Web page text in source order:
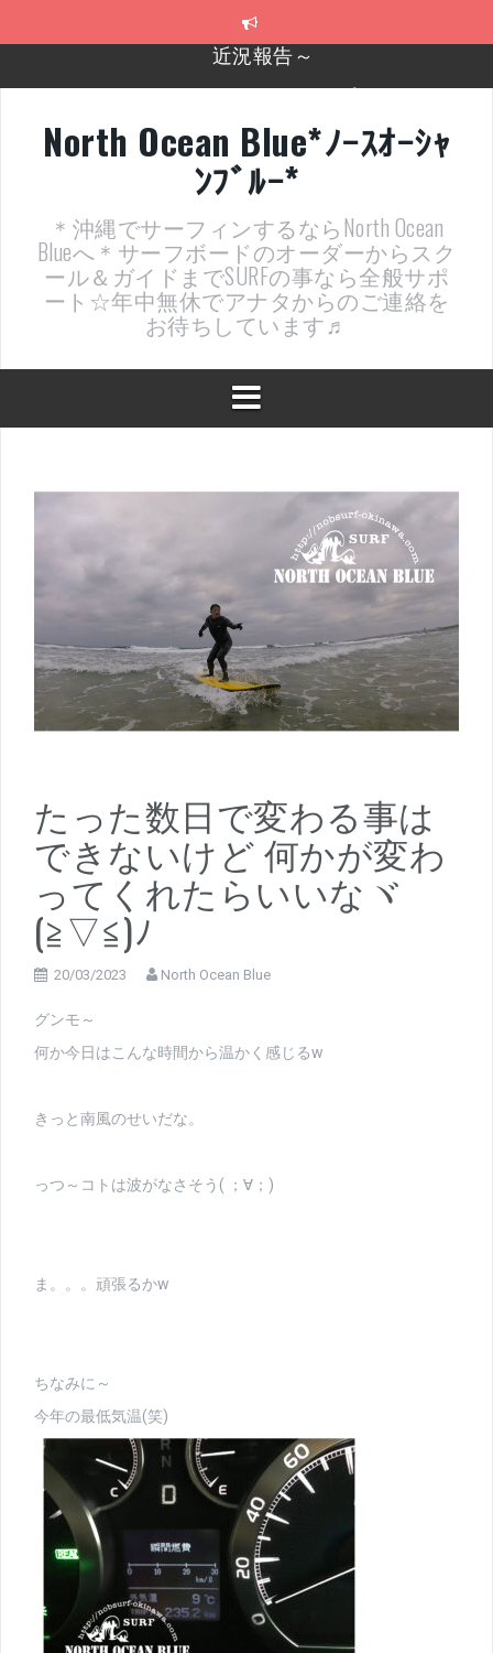
2026年明けました〜
近況報告ww
ヤッチマッターーーー！！！
支部長就任報告と支部予選・検定開催決定！
近況報告～
North Ocean Blue*ﾉｰｽｵｰｼｬ
ﾝﾌﾞﾙｰ*
＊沖縄でサーフィンするならNorth Ocean
Blueへ＊サーフボードのオーダーからスク
ール＆ガイドまでSURFの事なら全般サポ
ート☆年中無休でアナタからのご連絡を
お待ちしています♬
たった数日で変わる事は
できないけど 何かが変わ
ってくれたらいいなヾ
(≧▽≦)ﾉ
20/03/2023 North Ocean Blue
グンモ～
何か今日はこんな時間から温かく感じるw
きっと南風のせいだな。
っつ～コトは波がなさそう( ；∀；)
ま。。。頑張るかw
ちなみに～
今年の最低気温(笑)